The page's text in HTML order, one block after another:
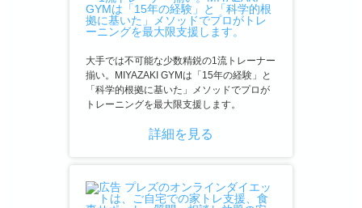
大手では不可能な少数精鋭の1流トレーナー
揃い。MIYAZAKI GYMは「15年の経験」と
「科学的根拠に基いた」メソッドでプロが
トレーニングを最大限支援します。
詳細を見る